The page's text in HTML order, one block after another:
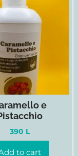
e
390 L
to cart